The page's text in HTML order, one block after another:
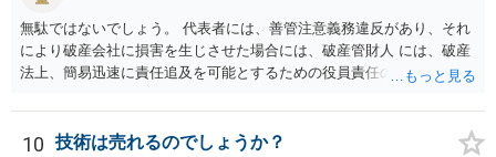
無駄ではないでしょう。 代表者には、善管注意義務違反があり、それ
により破産会社に損害を生じさせた場合には、破産管財人 には、破産
法上、簡易迅速に責任追及を可能とするための役員責任の査定申立て
10 技術は売れるのでしょうか？